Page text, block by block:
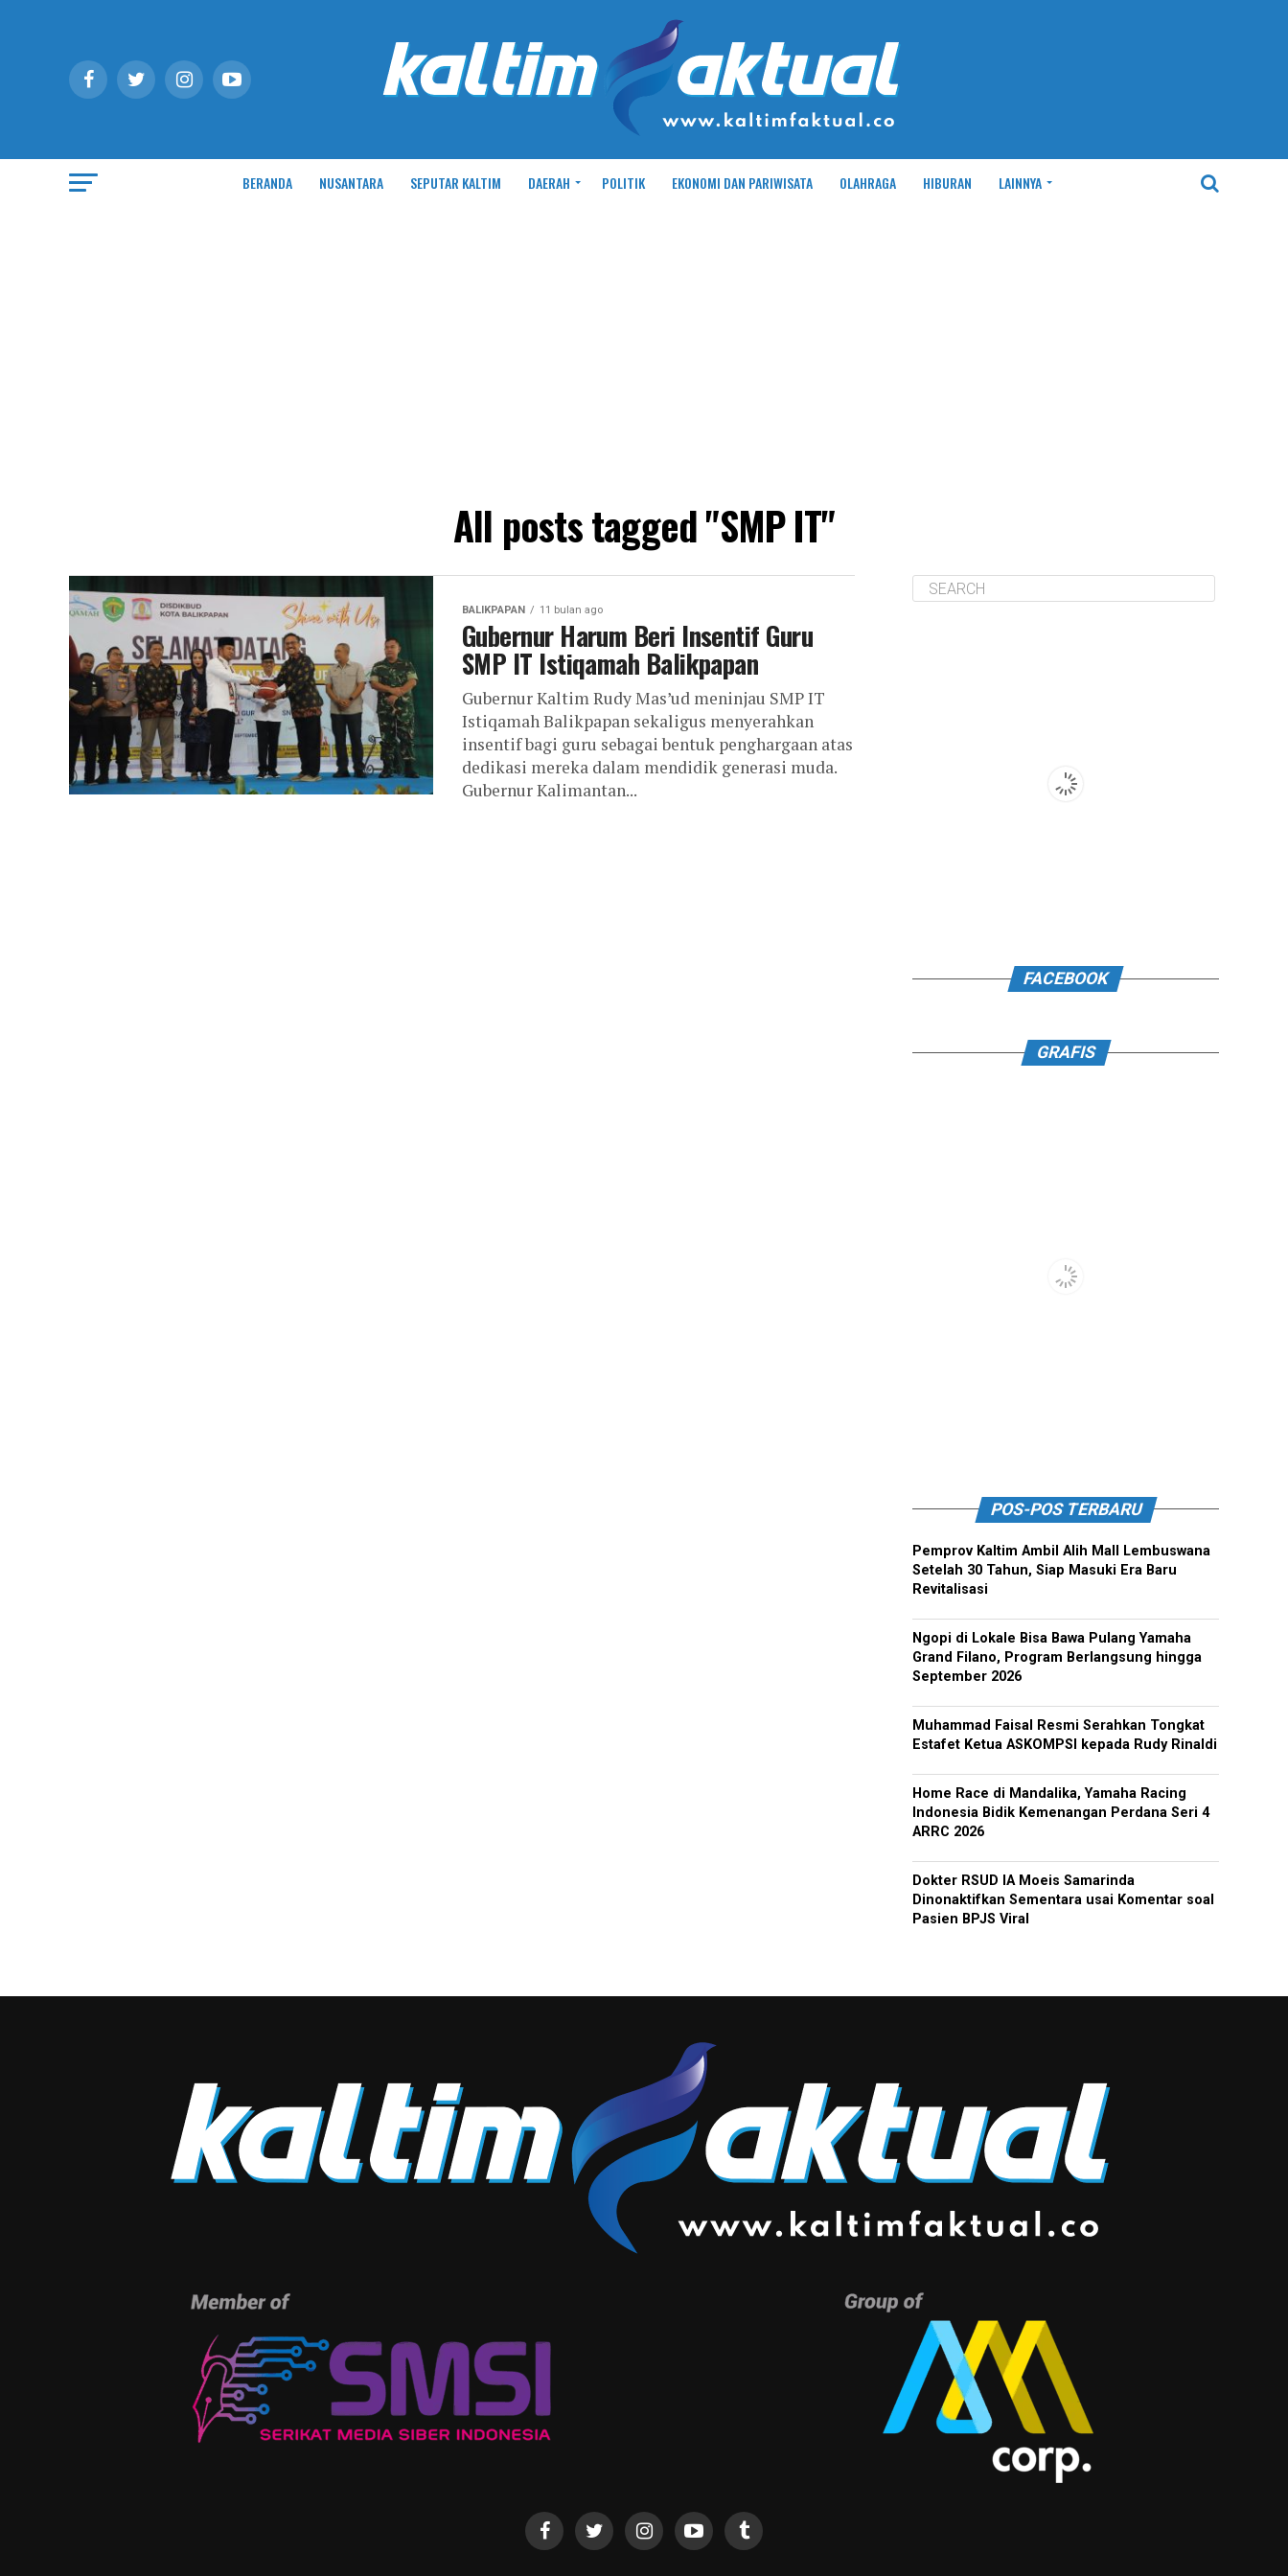
BERANDA NUSANTARA SEPUTAR KALTIM DAERAH POLITIK EKONOMI DAN PARIWISATA OLAHRAGA HIBURAN LAINNYA
All posts tagged "SMP IT"
BALIKPAPAN 11 bulan ago
Gubernur Harum Beri Insentif Guru
SMP IT Istiqamah Balikpapan
Gubernur Kaltim Rudy Mas’ud meninjau SMP IT
Istiqamah Balikpapan sekaligus menyerahkan
insentif bagi guru sebagai bentuk penghargaan atas
dedikasi mereka dalam mendidik generasi muda.
Gubernur Kalimantan...
FACEBOOK
GRAFIS
POS-POS TERBARU
Pemprov Kaltim Ambil Alih Mall Lembuswana
Setelah 30 Tahun, Siap Masuki Era Baru
Revitalisasi
Ngopi di Lokale Bisa Bawa Pulang Yamaha
Grand Filano, Program Berlangsung hingga
September 2026
Muhammad Faisal Resmi Serahkan Tongkat
Estafet Ketua ASKOMPSI kepada Rudy Rinaldi
Home Race di Mandalika, Yamaha Racing
Indonesia Bidik Kemenangan Perdana Seri 4
ARRC 2026
Dokter RSUD IA Moeis Samarinda
Dinonaktifkan Sementara usai Komentar soal
Pasien BPJS Viral